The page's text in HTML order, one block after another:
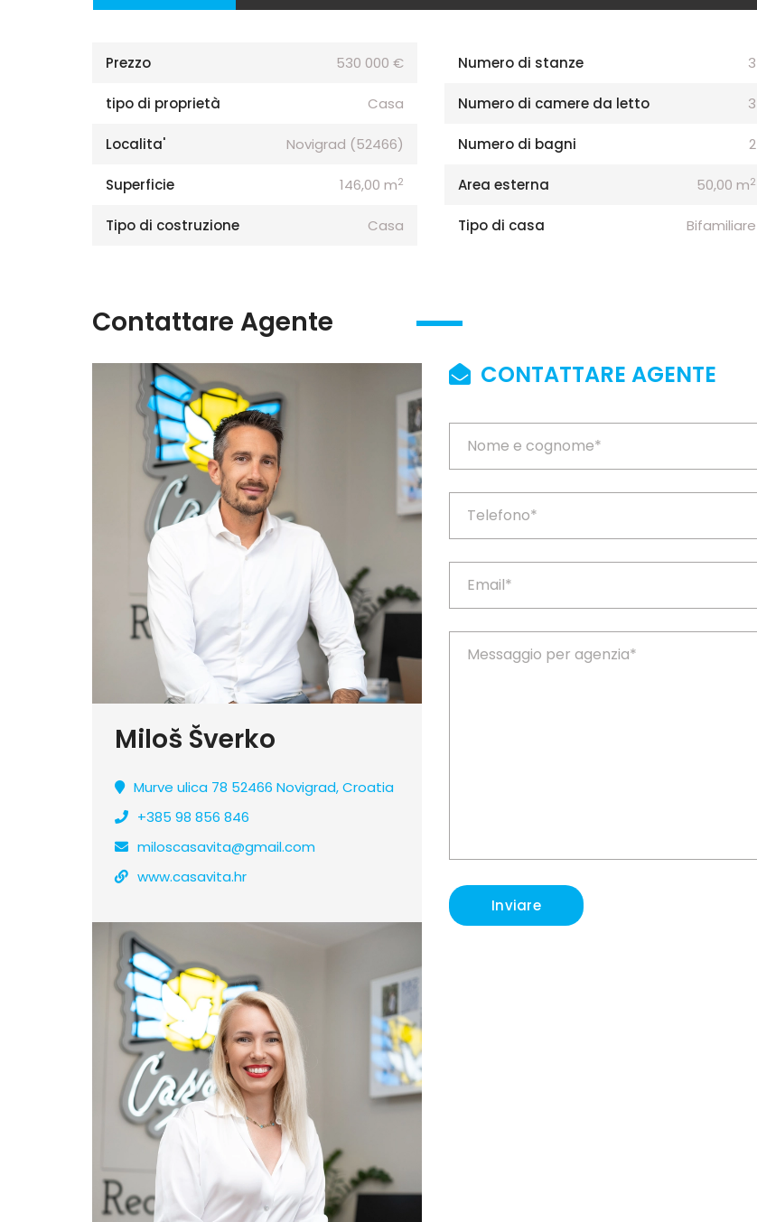
Prezzo 530 000 € Numero di stanze 3
tipo di proprietà Casa Numero di camere da letto 3
Localita' Novigrad (52466) Numero di bagni 2
Superficie 146,00 m2 Area esterna 50,00 m2
Tipo di costruzione Casa Tipo di casa Bifamiliare
Contattare Agente
Miloš Šverko
Murve ulica 78 52466 Novigrad, Croatia
+385 98 856 846
miloscasavita@gmail.com
www.casavita.hr
CONTATTARE AGENTE
Inviare